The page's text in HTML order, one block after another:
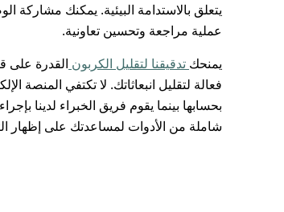
يتعلق بالاستدامة البيئية. يمكنك مشاركة
عملية مراجعة وتحسين تعاونية.
يمنحك تدقيقنا لتقليل الكربون القدرة على
فعالة لتقليل انبعاثاتك. لا تكتفي المنصة
بحسابها بينما يقوم فريق الخبراء لدينا
شاملة من الأدوات لمساعدتك على